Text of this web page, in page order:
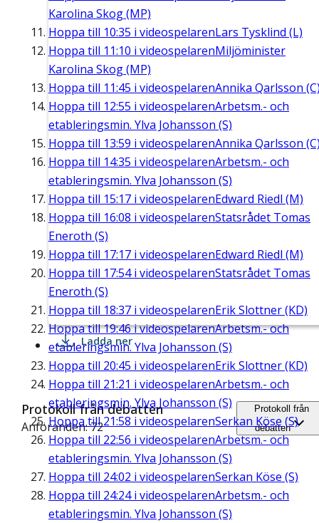
Karolina Skog (MP)
Hoppa till 10:35 i videospelarenLars Tysklind (L)
Hoppa till 11:10 i videospelarenMiljöminister
Karolina Skog (MP)
Hoppa till 11:45 i videospelarenAnnika Qarlsson
Hoppa till 12:55 i videospelarenArbetsm.- och
etableringsmin. Ylva Johansson (S)
Hoppa till 13:59 i videospelarenAnnika Qarlsson
Hoppa till 14:35 i videospelarenArbetsm.- och
etableringsmin. Ylva Johansson (S)
Hoppa till 15:17 i videospelarenEdward Riedl (M)
Hoppa till 16:08 i videospelarenStatsrådet Tomas
Eneroth (S)
Hoppa till 17:17 i videospelarenEdward Riedl (M)
Hoppa till 17:54i videospelarenStatsrådet Tomas
Eneroth (S)
Hoppa till 18:37 i videospelarenErik Slottner (KD)
Hoppa till19:46i videospelarenArbetsm.- och
etableringsmin. Ylva Johansson (S)
Hoppa till 20:45 i videospelarenErik Slottner (KD)
Hoppa till 21:21 i videospelarenArbetsm.- och
etableringsmin. Ylva Johansson (S)
Hoppa till21:58 i videospelarenSerkan Köse (S)
Hoppa till 22:56 i videospelarenArbetsm.- och
etableringsmin. Ylva Johansson (S)
Hoppa till 24:02 i videospelarenSerkan Köse (S)
Hoppa till 24:24i videospelarenArbetsm.- och
etableringsmin. Ylva Johansson (S)
Ladda ner
Protokoll från debatten
Anföranden: 72
Protokoll från
debatten